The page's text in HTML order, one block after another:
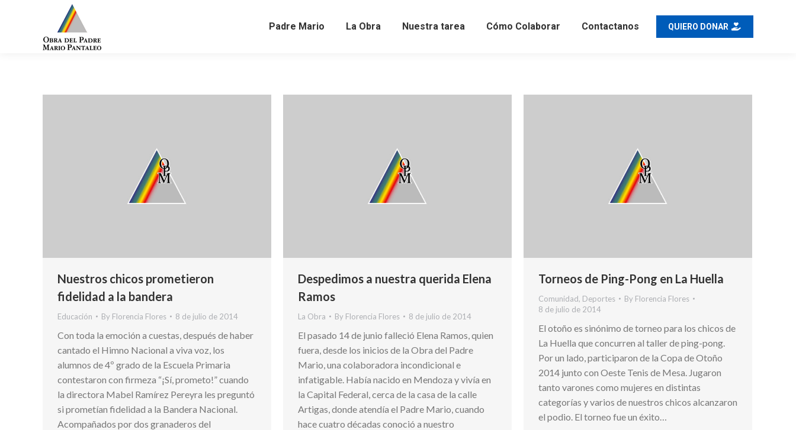
Padre Mario La Obra Nuestra tarea Cómo Colaborar Contactanos QUIERO DONAR
Nuestros chicos prometieron
fidelidad a la bandera
Educación By Florencia Flores 8 de julio de 2014
Con toda la emoción a cuestas, después de haber
cantado el Himno Nacional a viva voz, los
alumnos de 4º grado de la Escuela Primaria
contestaron con firmeza “¡Sí, prometo!” cuando
la directora Mabel Ramírez Pereyra les preguntó
si prometían fidelidad a la Bandera Nacional.
Acompañados por dos granaderos del
Despedimos a nuestra querida Elena
Ramos
La Obra By Florencia Flores 8 de julio de 2014
El pasado 14 de junio falleció Elena Ramos, quien
fuera, desde los inicios de la Obra del Padre
Mario, una colaboradora incondicional e
infatigable. Había nacido en Mendoza y vivía en
la Capital Federal, cerca de la casa de la calle
Artigas, donde atendía el Padre Mario, cuando
hace cuatro décadas conoció a nuestro
Torneos de Ping-Pong en La Huella
Comunidad, Deportes By Florencia Flores
8 de julio de 2014
El otoño es sinónimo de torneo para los chicos de
La Huella que concurren al taller de ping-pong.
Por un lado, participaron de la Copa de Otoño
2014 junto con Oeste Tenis de Mesa. Jugaron
tanto varones como mujeres en distintas
categorías y varios de nuestros chicos alcanzaron
el podio. El torneo fue un éxito…